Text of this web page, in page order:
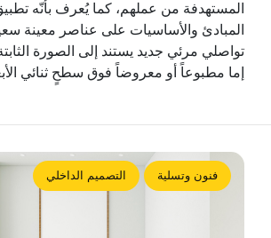
المستهدفة من عملهم، كما يُعرف بأنّه
المبادئ والأساسيات على عناصر معينة
تواصلي مرئي جديد يستند إلى الصورة
إما مطبوعاً أو معروضاً فوق سطحٍ ثنائي
فنون وتسلية التصميم الداخلي